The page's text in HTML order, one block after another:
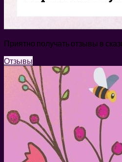
Приятно получать отзывы в
Отзывы